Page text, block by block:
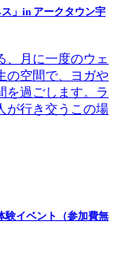
」in アークタウン宇
、月に一度のウェ
の空間で、ヨガや
を過ごします。ラ
が行き交うこの場
験イベント（参加費無